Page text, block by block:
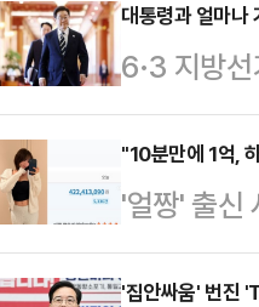
어, 이 대통
방선거 내
면, 이 대통
반대하고
없이 일방
소한 해당…
대통령과 얼마
6·3 지방
중심으로
화두는 '대
넘어 이 대
이나 이른
"10분만에 1억,
'얼짱' 출신
데, 과거 세
'집안싸움' 번진